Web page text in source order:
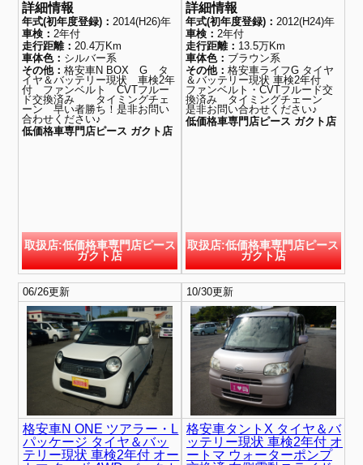
詳細情報
年式(初年度登録)：2014(H26)年
車検：2年付
走行距離：20.4万Km
車体色： シルバー系
その他：格安車N BOX G タ
イヤ＆バッテリー現状 車検2年
付 ファンベルト CVTフルー
ド交換済み タイミングチェ
ーン 早い者勝ち！是非お問い
合わせください♪
低価格車専門店ピース ガクト店
取扱店:低価格車専門店ピース
ガクト店
詳細情報
年式(初年度登録)： 2012(H24)年
車検： 2年付
走行距離： 13.5万Km
車体色： ブラウン系
その他： 格安車ライフG タイヤ
＆バッテリー現状 車検2年付
ファンベルト・CVTフルード交
換済み タイミングチェーン
是非お問い合わせください♪
低価格車専門店ピース ガクト店
取扱店:低価格車専門店ピース
ガクト店
06/26更新
格安車N ONE ツアラー・L
パッケージ タイヤ＆バッ
テリー現状 車検2年付 オー
10/30更新
格安車タントX タイヤ＆バ
ッテリー現状 車検2年付 オ
ートマ ウォーターポンプ